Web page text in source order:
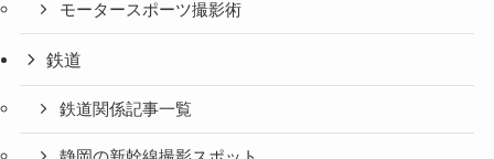
モータースポーツ撮影術
鉄道
鉄道関係記事一覧